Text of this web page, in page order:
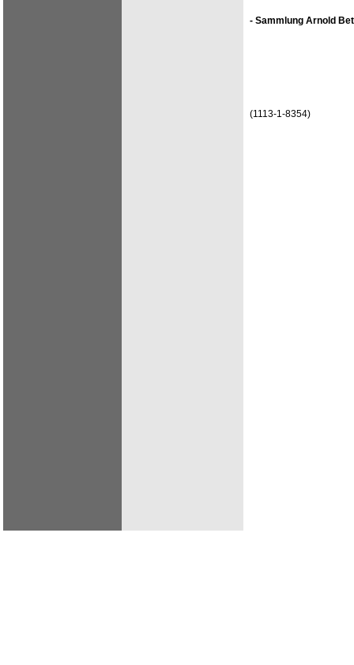
- Sammlung Arnold
(1113-1-8354)